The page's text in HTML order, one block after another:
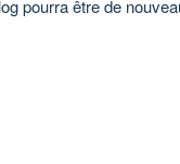
pourra être de